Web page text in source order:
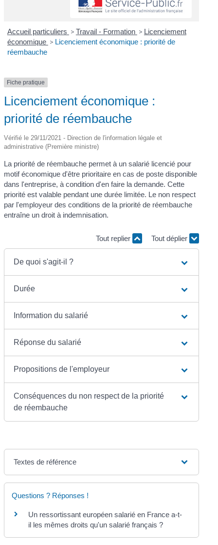
Accueil particuliers > Travail - Formation > Licenciement
économique > Licenciement économique : priorité de
réembauche
Fiche pratique
Licenciement économique :
priorité de réembauche
Vérifié le 29/11/2021 - Direction de l'information légale et
administrative (Première ministre)
La priorité de réembauche permet à un salarié licencié pour
motif économique d'être prioritaire en cas de poste disponible
dans l'entreprise, à condition d'en faire la demande. Cette
priorité est valable pendant une durée limitée. Le non respect
par l'employeur des conditions de la priorité de réembauche
entraîne un droit à indemnisation.
Tout replier Tout déplier
De quoi s'agit-il ?
Durée
Information du salarié
Réponse du salarié
Propositions de l'employeur
Conséquences du non respect de la priorité
de réembauche
Textes de référence
Questions ? Réponses !
Un ressortissant européen salarié en France a-t-
il les mêmes droits qu'un salarié français ?